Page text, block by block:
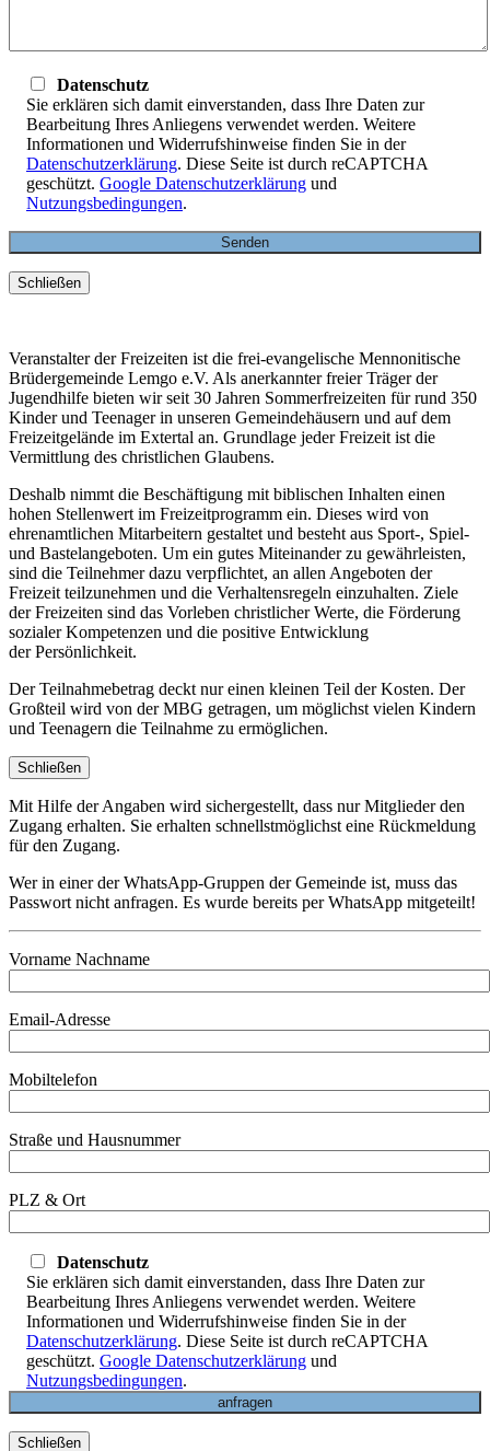
Datenschutz
Sie erklären sich damit einverstanden, dass Ihre Daten zur
Bearbeitung Ihres Anliegens verwendet werden. Weitere
Informationen und Widerrufshinweise finden Sie in der
Datenschutzerklärung. Diese Seite ist durch reCAPTCHA
geschützt. Google Datenschutzerklärung und
Nutzungsbedingungen.
Schließen
Veranstalter der Freizeiten ist die frei-evangelische Mennonitische
Brüdergemeinde Lemgo e.V. Als anerkannter freier Träger der
Jugendhilfe bieten wir seit 30 Jahren Sommerfreizeiten für rund 350
Kinder und Teenager in unseren Gemeindehäusern und auf dem
Freizeitgelände im Extertal an. Grundlage jeder Freizeit ist die
Vermittlung des christlichen Glaubens.
Deshalb nimmt die Beschäftigung mit biblischen Inhalten einen
hohen Stellenwert im Freizeitprogramm ein. Dieses wird von
ehrenamtlichen Mitarbeitern gestaltet und besteht aus Sport-, Spiel-
und Bastelangeboten. Um ein gutes Miteinander zu gewährleisten,
sind die Teilnehmer dazu verpflichtet, an allen Angeboten der
Freizeit teilzunehmen und die Verhaltensregeln einzuhalten. Ziele
der Freizeiten sind das Vorleben christlicher Werte, die Förderung
sozialer Kompetenzen und die positive Entwicklung
der Persönlichkeit.
Der Teilnahmebetrag deckt nur einen kleinen Teil der Kosten. Der
Großteil wird von der MBG getragen, um möglichst vielen Kindern
und Teenagern die Teilnahme zu ermöglichen.
Schließen
Mit Hilfe der Angaben wird sichergestellt, dass nur Mitglieder den
Zugang erhalten. Sie erhalten schnellstmöglichst eine Rückmeldung
für den Zugang.
Wer in einer der WhatsApp-Gruppen der Gemeinde ist, muss das
Passwort nicht anfragen. Es wurde bereits per WhatsApp mitgeteilt!
Vorname Nachname
Email-Adresse
Mobiltelefon
Straße und Hausnummer
PLZ & Ort
Datenschutz
Sie erklären sich damit einverstanden, dass Ihre Daten zur
Bearbeitung Ihres Anliegens verwendet werden. Weitere
Informationen und Widerrufshinweise finden Sie in der
Datenschutzerklärung. Diese Seite ist durch reCAPTCHA
geschützt. Google Datenschutzerklärung und
Nutzungsbedingungen.
Schließen